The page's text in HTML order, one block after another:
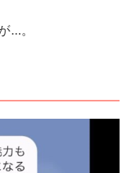
…。